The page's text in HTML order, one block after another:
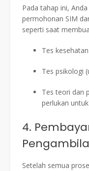
Pada tahap ini,
permohonan SIM
seperti saat
Tes
Tes psikologi
Tes teori dan
perlukan
4.
Setelah semua